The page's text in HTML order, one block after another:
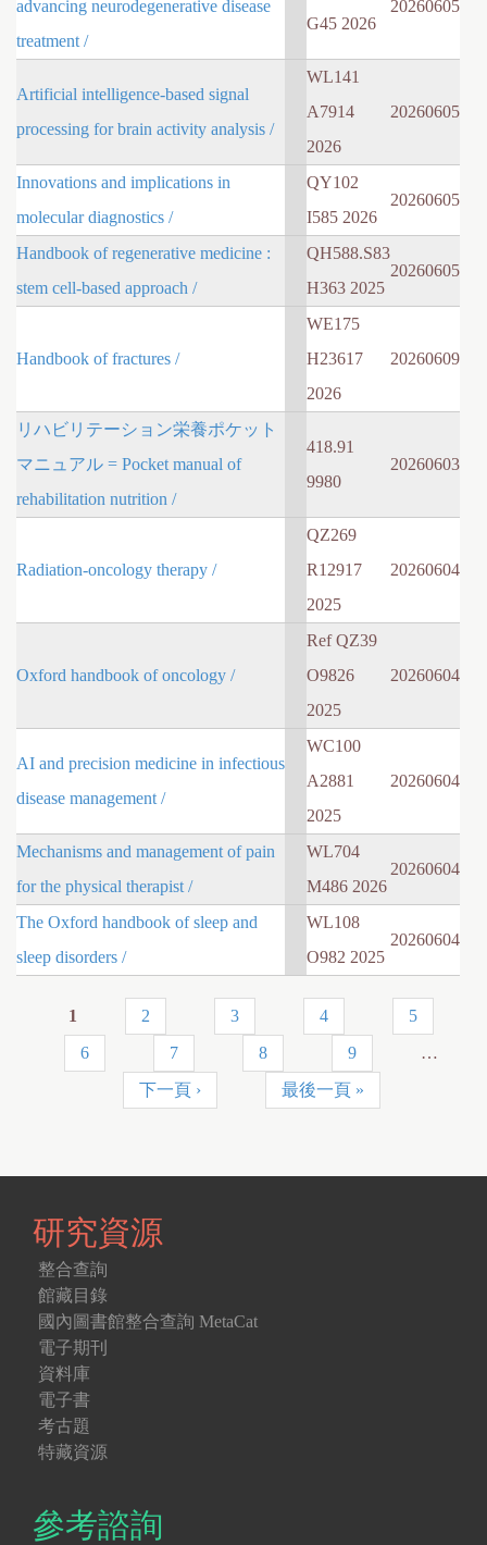
advancing neurodegenerative disease
treatment /
G45 2026
20260605
Artificial intelligence-based signal
processing for brain activity analysis /
WL141
A7914
2026
20260605
Innovations and implications in
molecular diagnostics /
QY102
I585 2026
20260605
Handbook of regenerative medicine :
stem cell-based approach /
QH588.S83
H363 2025
20260605
Handbook of fractures /
WE175
H23617
2026
20260609
リハビリテーション栄養ポケット
マニュアル = Pocket manual of
rehabilitation nutrition /
418.91
9980
20260603
Radiation-oncology therapy /
QZ269
R12917
2025
20260604
Oxford handbook of oncology /
Ref QZ39
O9826
2025
20260604
AI and precision medicine in infectious
disease management /
WC100
A2881
2025
20260604
Mechanisms and management of pain
for the physical therapist /
WL704
M486 2026
20260604
The Oxford handbook of sleep and
sleep disorders /
WL108
O982 2025
20260604
1 2 3 4
5
6
7 8 9
…
下一頁 ›
最後一頁 »
研究資源
整合查詢
館藏目錄
國內圖書館整合查詢 MetaCat
電子期刊
資料庫
電子書
考古題
特藏資源
參考諮詢